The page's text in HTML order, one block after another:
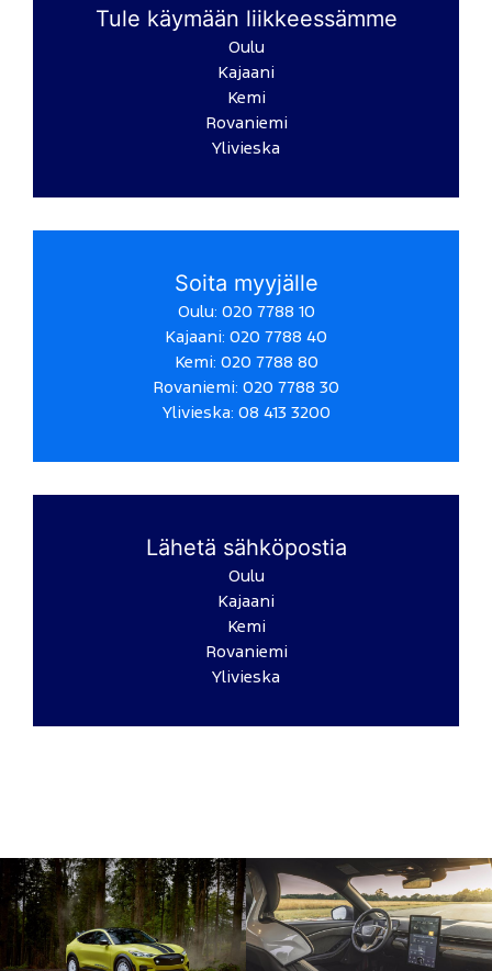
Tule käymään liikkeessämme
Oulu
Kajaani
Kemi
Rovaniemi
Ylivieska
Soita myyjälle
Oulu: 020 7788 10
Kajaani: 020 7788 40
Kemi: 020 7788 80
Rovaniemi: 020 7788 30
Ylivieska: 08 413 3200
Lähetä sähköpostia
Oulu
Kajaani
Kemi
Rovaniemi
Ylivieska